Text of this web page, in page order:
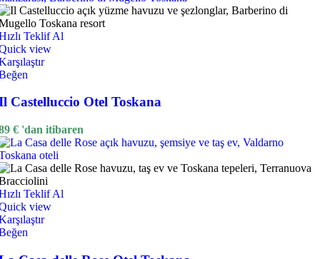
Teklif Al
view
Castelluccio Otel Toskana
€ 'dan itibaren
Teklif Al
view